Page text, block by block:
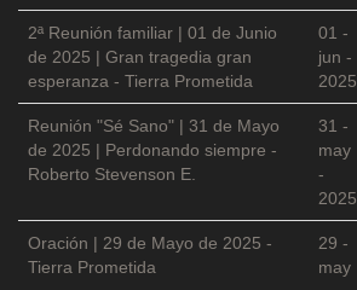
2ª Reunión familiar | 01 de Junio
de 2025 | Gran tragedia gran
esperanza - Tierra Prometida
01 -
jun -
2025
Reunión "Sé Sano" | 31 de Mayo
de 2025 | Perdonando siempre -
Roberto Stevenson E.
31 -
may
-
2025
Oración | 29 de Mayo de 2025 -
Tierra Prometida
29 -
may